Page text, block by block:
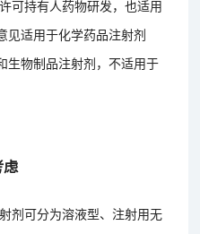
可持有人药物研发，也适用
见适用于化学药品注射剂
生物制品注射剂，不适用于
虑
剂可分为溶液型、注射用无